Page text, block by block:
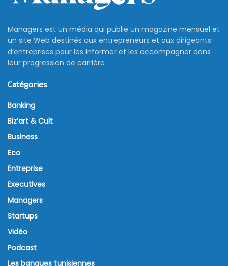
Managers est un média qui publie un magazine mensuel et
un site Web destinés aux entrepreneurs et aux dirigeants
d’entreprises pour les informer et les accompagner dans
leur progression de carrière
Catégories
Banking
Biz’art & Cult
Business
Eco
Entreprise
Executives
Managers
Startups
Vidéo
Podcast
Les banques tunisiennes